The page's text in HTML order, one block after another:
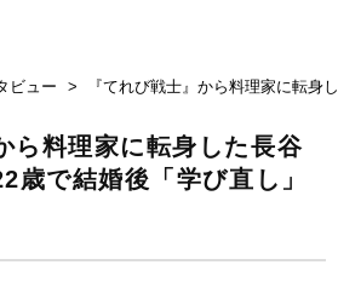
ビュー 『てれび戦士』から料理家に転
ら料理家に転身した長谷
歳で結婚後「学び直し」